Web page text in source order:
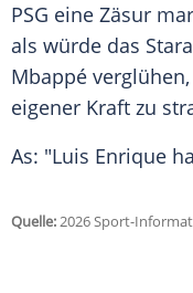
PSG eine Zäsur
als würde das
Mbappé
eigener Kraft zu
As: "Luis Enrique
Quelle:2026 Sport-